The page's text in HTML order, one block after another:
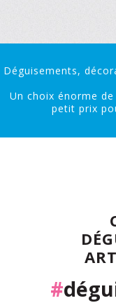
Déguisements,
Un choix énorme
petit prix
#